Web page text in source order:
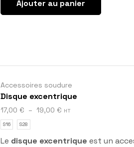
Ajouter au panier
Accessoires soudure
Disque excentrique
17,00 € – 19,00 € HT
S16 S28
Le disque excentrique est un